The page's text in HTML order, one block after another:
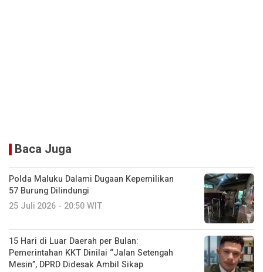
Baca Juga
Polda Maluku Dalami Dugaan Kepemilikan
57 Burung Dilindungi
25 Juli 2026 - 20:50 WIT
15 Hari di Luar Daerah per Bulan:
Pemerintahan KKT Dinilai “Jalan Setengah
Mesin”, DPRD Didesak Ambil Sikap